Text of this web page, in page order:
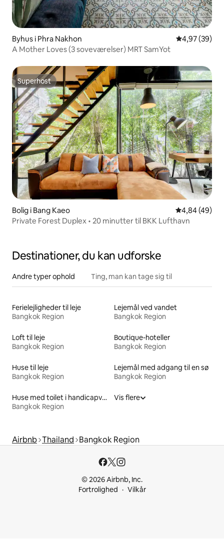
Byhus i Phra Nakhon 4,97 ud af 5 i
4,97 (39)
A Mother Loves (3 soveværelser) MRT SamYot
Superhost
Superhost
Bolig i Bang Kaeo 4,84 ud af 5 i
4,84 (49)
Private Forest Duplex • 20 minutter til BKK Lufthavn
Destinationer, du kan udforske
Andre typer ophold Ting, man kan tage sig til
Ferielejligheder til leje
Bangkok Region
Lejemål ved vandet
Bangkok Region
Loft til leje
Bangkok Region
Boutique-hoteller
Bangkok Region
Huse til leje
Bangkok Region
Lejemål med adgang til en sø
Bangkok Region
Huse med toilet i handicapvenlig højde til leje
Bangkok Region
Vis flere
Airbnb Thailand Bangkok Region
© 2026 Airbnb, Inc.
Fortrolighed
Vilkår